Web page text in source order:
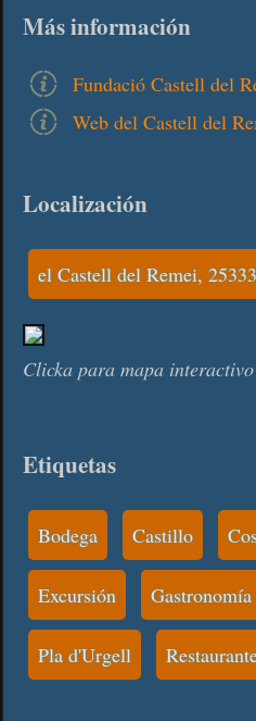
Más información
Fundació Castell del
Web del Castell del
Localización
el Castell del Remei,
Clicka para mapa interactivo
Etiquetas
Bodega Castillo
Excursión Gastronomía
Pla d'Urgell